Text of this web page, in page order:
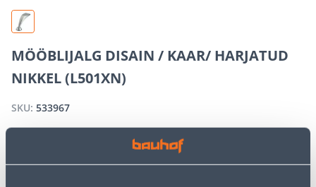
MÖÖBLIJALG DISAIN / KAAR/ HARJATUD
NIKKEL (L501XN)
SKU: 533967